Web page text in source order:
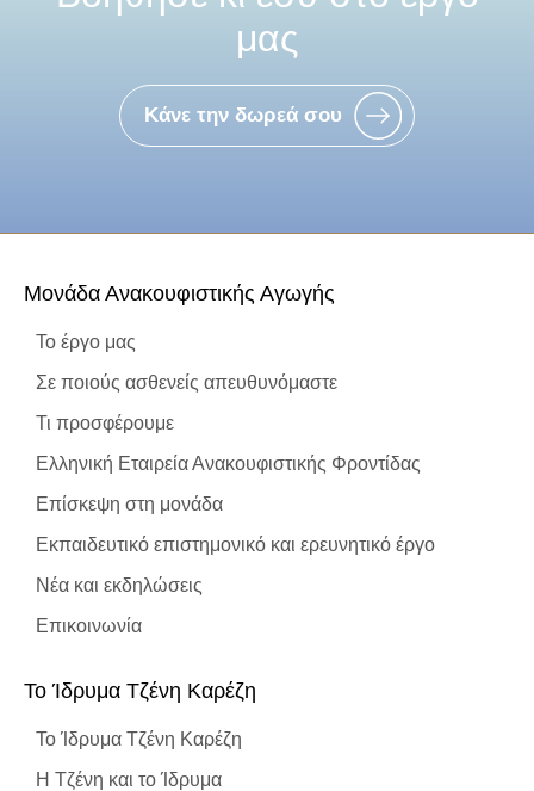
μας
Κάνε την δωρεά σου
Μονάδα Ανακουφιστικής Αγωγής
Το έργο μας
Σε ποιούς ασθενείς απευθυνόμαστε
Τι προσφέρουμε
Ελληνική Εταιρεία Ανακουφιστικής Φροντίδας
Επίσκεψη στη μονάδα
Εκπαιδευτικό επιστημονικό και ερευνητικό έργο
Νέα και εκδηλώσεις
Επικοινωνία
To Ίδρυμα Τζένη Καρέζη
To Ίδρυμα Τζένη Καρέζη
Η Τζένη και το Ίδρυμα